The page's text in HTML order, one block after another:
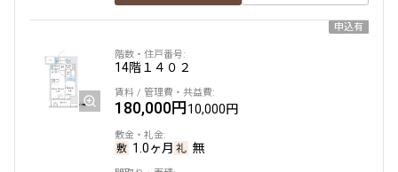
申込有
14階１４０２
180,000円10,000円
1.0ヶ月 無